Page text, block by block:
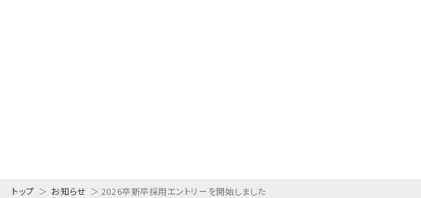
トップ ＞ お知らせ ＞ 2026卒新卒採用エントリーを開始しました